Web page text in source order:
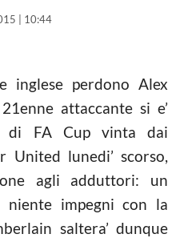
| 10:44
inglese perdono Alex
attaccante si e’
di FA Cup vinta dai
United lunedi’ scorso,
agli adduttori: un
impegni con la
saltera’ dunque